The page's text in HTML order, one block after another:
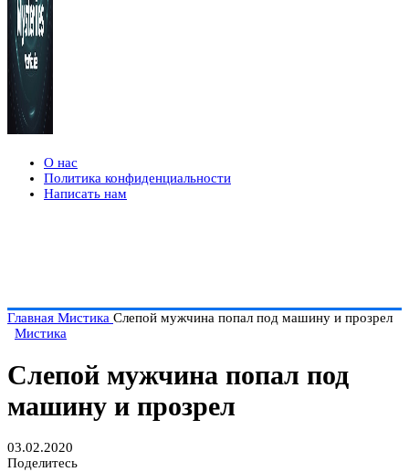
О нас
Политика конфиденциальности
Написать нам
Главная Мистика Слепой мужчина попал под машину и прозрел
Мистика
Слепой мужчина попал под
машину и прозрел
03.02.2020
Поделитесь